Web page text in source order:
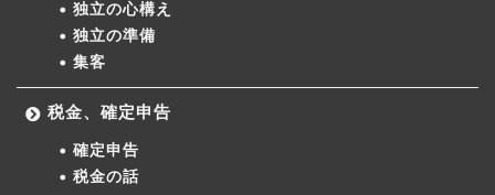
独立の心構え
独立の準備
集客
税金、確定申告
確定申告
税金の話